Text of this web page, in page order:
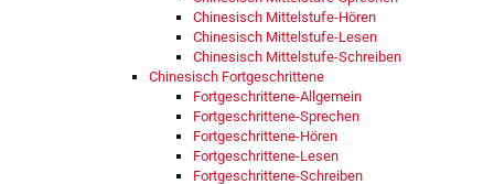
Chinesisch Mittelstufe-Hören
Chinesisch Mittelstufe-Lesen
Chinesisch Mittelstufe-Schreiben
Chinesisch Fortgeschrittene
Fortgeschrittene-Allgemein
Fortgeschrittene-Sprechen
Fortgeschrittene-Hören
Fortgeschrittene-Lesen
Fortgeschrittene-Schreiben